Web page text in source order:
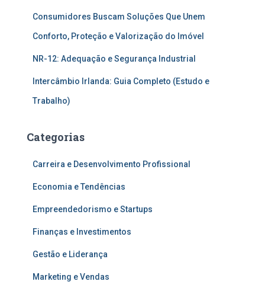
Consumidores Buscam Soluções Que Unem
Conforto, Proteção e Valorização do Imóvel
NR-12: Adequação e Segurança Industrial
Intercâmbio Irlanda: Guia Completo (Estudo e
Trabalho)
Categorias
Carreira e Desenvolvimento Profissional
Economia e Tendências
Empreendedorismo e Startups
Finanças e Investimentos
Gestão e Liderança
Marketing e Vendas